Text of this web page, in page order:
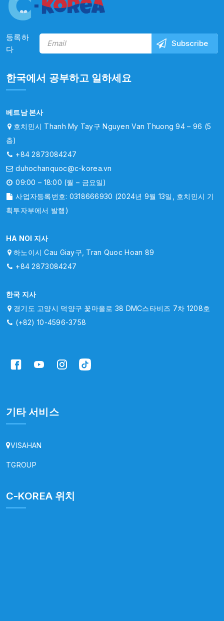
등록하
다
한국에서 공부하고 일하세요
베트남 본사
호치민시 Thanh My Tay구 Nguyen Van Thuong 94 – 96 (5
층)
+84 2873084247
duhochanquoc@c-korea.vn
09:00 – 18:00 (월 – 금요일)
사업자등록번호: 0318666930 (2024년 9월 13일, 호치민시 기
획투자부에서 발행)
HA NOI 지사
하노이시 Cau Giay구, Tran Quoc Hoan 89
+84 2873084247
한국 지사
경기도 고양시 덕양구 꽃마을로 38 DMC스타비즈 7차 1208호
(+82) 10-4596-3758
기타 서비스
VISAHAN
TGROUP
C-KOREA 위치